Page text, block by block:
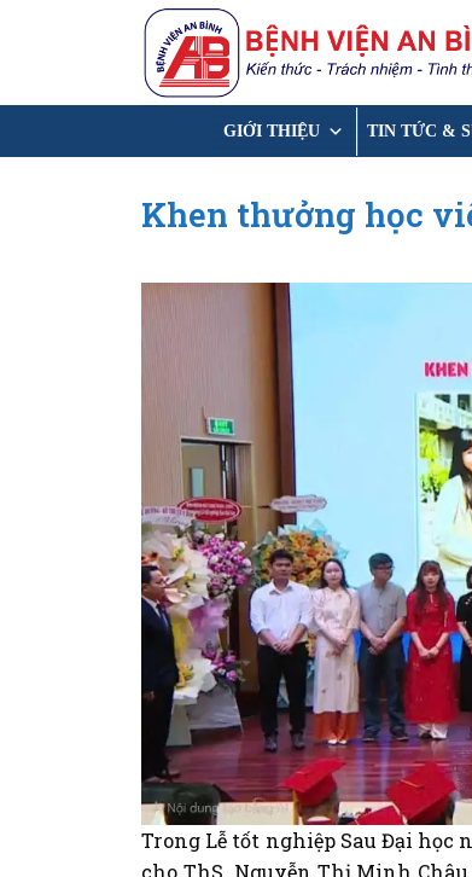
dung
GIỚI THIỆU TIN TỨC &
Khen thưởng học
Trong Lễ tốt nghiệp Sau Đại học
cho ThS. Nguyễn Thị Minh